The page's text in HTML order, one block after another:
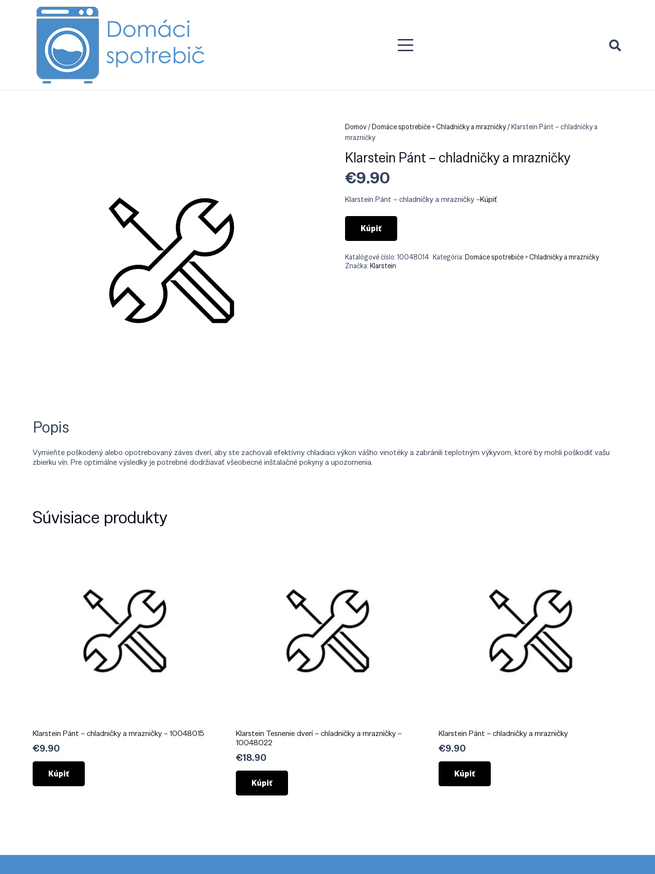
Domov/Domáce spotrebiče > Chladničky a mrazničky/ Klarstein Pánt – chladničky a
mrazničky
Klarstein Pánt – chladničky a mrazničky
€9.90
Klarstein Pánt – chladničky a mrazničky –Kúpiť
Kúpiť
Katalógové číslo:10048014 Kategória:Domáce spotrebiče > Chladničky a mrazničky
Značka:Klarstein
Popis
Vymieňte poškodený alebo opotrebovaný záves dverí, aby ste zachovali efektívny chladiaci výkon vášho vinotéky a zabránili teplotným výkyvom, ktoré by mohli poškodiť vašu
zbierku vín. Pre optimálne výsledky je potrebné dodržiavať všeobecné inštalačné pokyny a upozornenia.
Súvisiace produkty
Klarstein Pánt – chladničky a mrazničky – 10048015
€9.90
Kúpiť
Klarstein Tesnenie dverí – chladničky a mrazničky –
10048022
€18.90
Kúpiť
Klarstein Pánt – chladničky a mrazničky
€9.90
Kúpiť